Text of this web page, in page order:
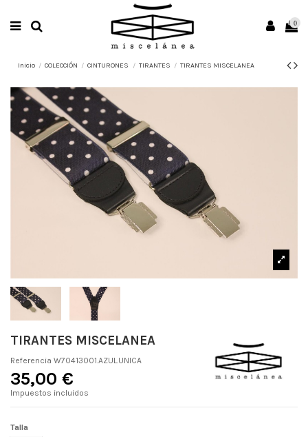
0
Inicio COLECCIÓN CINTURONES TIRANTES TIRANTES MISCELANEA
TIRANTES MISCELANEA
Referencia W70413001.AZUL.UNICA
35,00 €
Impuestos incluidos
Talla